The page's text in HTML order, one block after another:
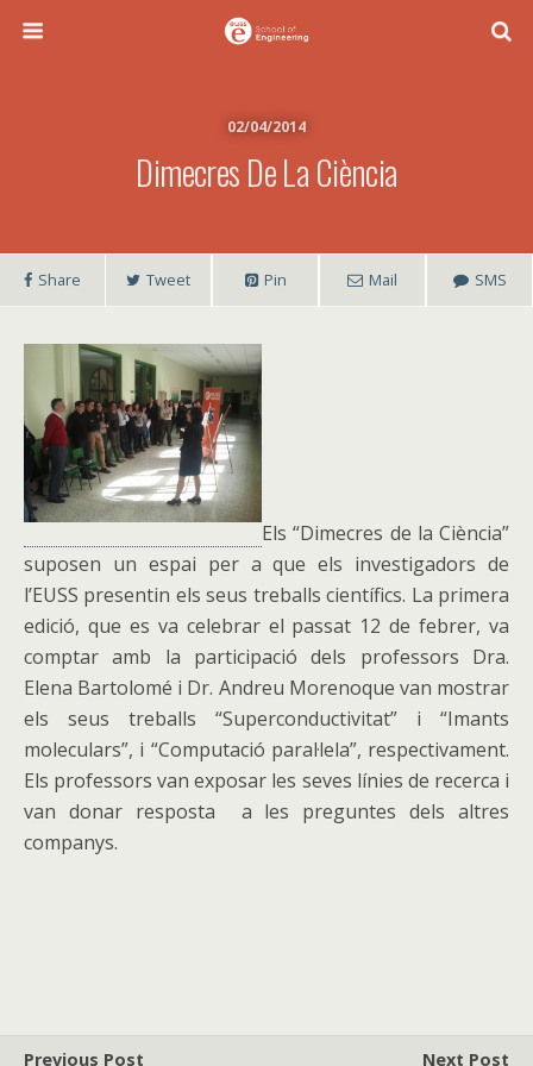
02/04/2014
Dimecres De La Ciència
Share Tweet Pin Mail SMS
Els “Dimecres de la Ciència”
suposen un espai per a que els investigadors de
l’EUSS presentin els seus treballs científics. La primera
edició, que es va celebrar el passat 12 de febrer, va
comptar amb la participació dels professors Dra.
Elena Bartolomé i Dr. Andreu Morenoque van mostrar
els seus treballs “Superconductivitat” i “Imants
moleculars”, i “Computació paral·lela”, respectivament.
Els professors van exposar les seves línies de recerca i
van donar resposta a les preguntes dels altres
companys.
Previous Post Next Post